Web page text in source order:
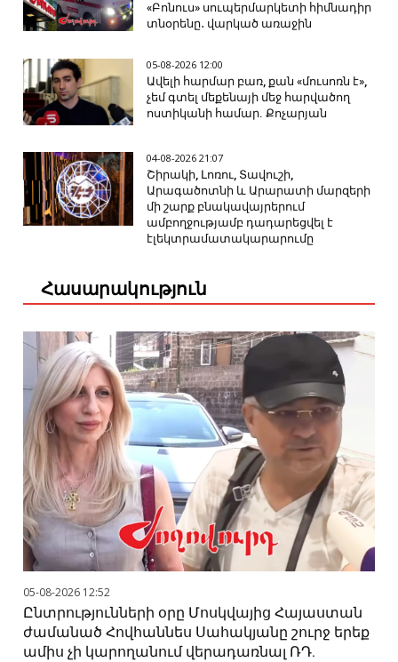
«Բոնուս» սուպերմարկետի հիմնադիր
տնօրենը․ վարկած առաջին
05-08-2026 12:00
Ավելի հարմար բառ, քան «մուսոռն է»,
չեմ գտել մեքենայի մեջ հարվածող
ոստիկանի համար. Քոչարյան
04-08-2026 21:07
Շիրակի, Լոռու, Տավուշի,
Արագածոտնի և Արարատի մարզերի
մի շարք բնակավայրերում
ամբողջությամբ դադարեցվել է
էլեկտրամատակարարումը
Հասարակություն
05-08-2026 12:52
Ընտրությունների օրը Մոսկվայից Հայաստան
ժամանած Հովհաննես Սահակյանը շուրջ երեք
ամիս չի կարողանում վերադառնալ ՌԴ.